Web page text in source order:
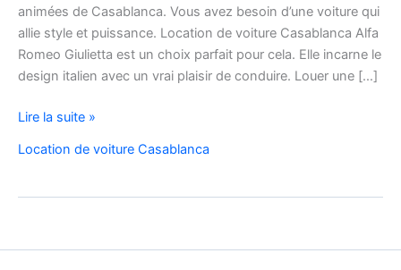
animées de Casablanca. Vous avez besoin d’une voiture qui
allie style et puissance. Location de voiture Casablanca Alfa
Romeo Giulietta est un choix parfait pour cela. Elle incarne le
design italien avec un vrai plaisir de conduire. Louer une […]
Location
Alfa
Giulietta
Lire la suite »
Location de voiture Casablanca